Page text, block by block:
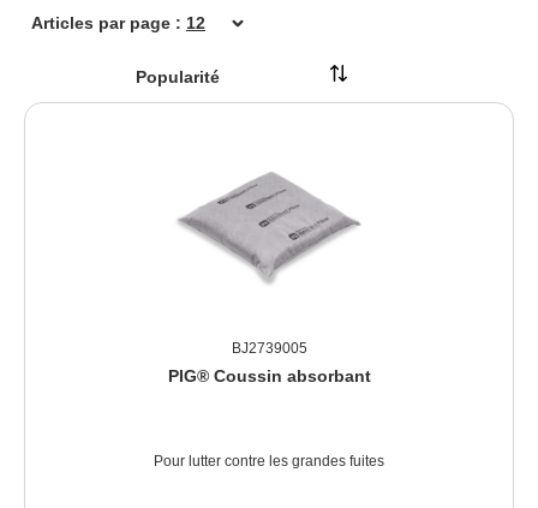
Articles par page :
BJ2739005
PIG® Coussin absorbant
Pour lutter contre les grandes fuites